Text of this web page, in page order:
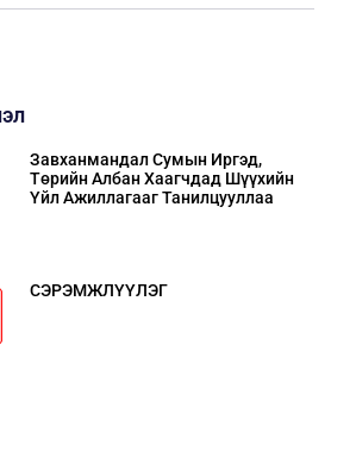
Завханмандал Сумын Иргэд,
Төрийн Албан Хаагчдад Шүүхийн
Үйл Ажиллагааг Танилцууллаа
СЭРЭМЖЛҮҮЛЭГ